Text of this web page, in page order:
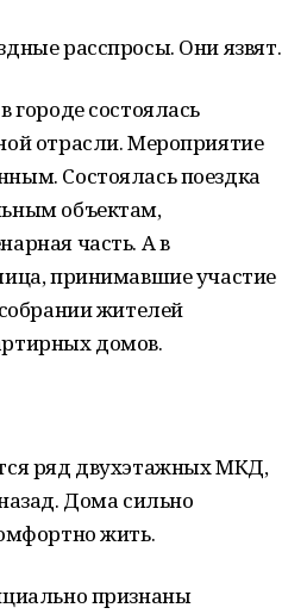
расспросы. Они язвят.
городе состоялась
отрасли. Мероприятие
Состоялась поездка
объектам,
часть. А в
принимавшие участие
жителей
домов.
ряд двухэтажных МКД,
Дома сильно
жить.
признаны